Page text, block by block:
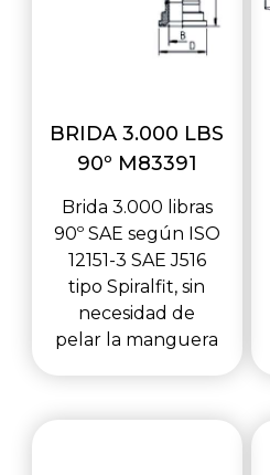
BRIDA 3.000 LBS
90º M83391
Brida 3.000 libras
90º SAE según ISO
12151-3 SAE J516
tipo Spiralfit, sin
necesidad de
pelar la manguera